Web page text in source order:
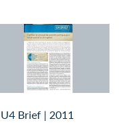
U4 Brief | 2011